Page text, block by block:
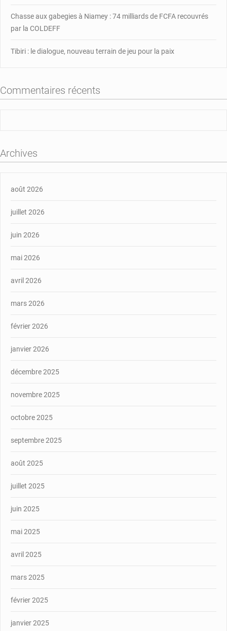
Chasse aux gabegies à Niamey : 74 milliards de FCFA recouvrés
par la COLDEFF
Tibiri : le dialogue, nouveau terrain de jeu pour la paix
Commentaires récents
Archives
août 2026
juillet 2026
juin 2026
mai 2026
avril 2026
mars 2026
février 2026
janvier 2026
décembre 2025
novembre 2025
octobre 2025
septembre 2025
août 2025
juillet 2025
juin 2025
mai 2025
avril 2025
mars 2025
février 2025
janvier 2025